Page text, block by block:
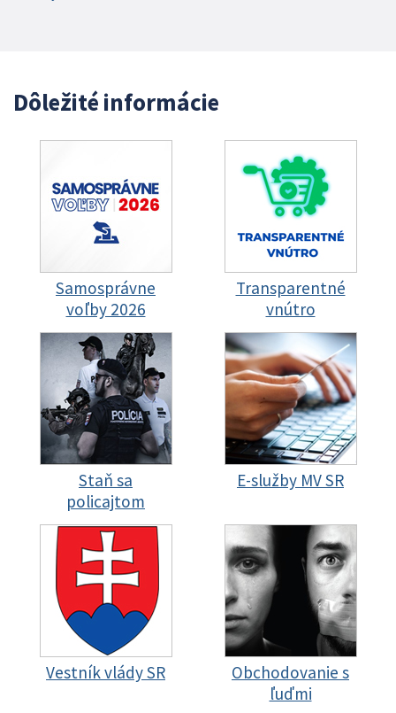
Dôležité informácie
Samosprávne
voľby 2026
Transparentné
vnútro
Staň sa
policajtom
E-služby MV SR
Vestník vlády SR
Obchodovanie s
ľuďmi